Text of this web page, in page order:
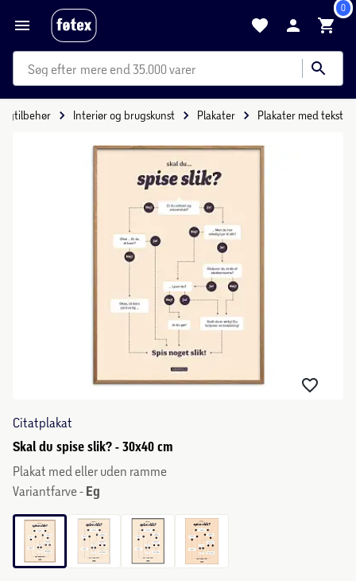
0
mere end 35.000 varer
Interiør og brugskunst Plakater Plakater med tekst
Citatplakat
Skal du spise slik? - 30x40 cm
Plakat med eller uden ramme
Variantfarve - Eg